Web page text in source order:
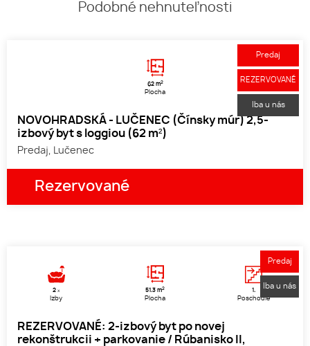
Podobné nehnuteľnosti
62 m2
Plocha
NOVOHRADSKÁ - LUČENEC (Čínsky múr) 2,5-
izbový byt s loggiou (62 m²)
Predaj, Lučenec
Rezervované
Predaj
REZERVOVANÉ
Iba u nás
2x
Izby
51.3 m2
Plocha
1.
Poschodie
REZERVOVANÉ: 2-izbový byt po novej
rekonštrukcii + parkovanie / Rúbanisko II,
Predaj
Iba u nás